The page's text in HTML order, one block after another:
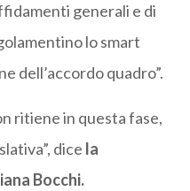
generali e di
lo smart
dell’accordo quadro”.
ritiene in questa fase,
dice la
Bocchi.